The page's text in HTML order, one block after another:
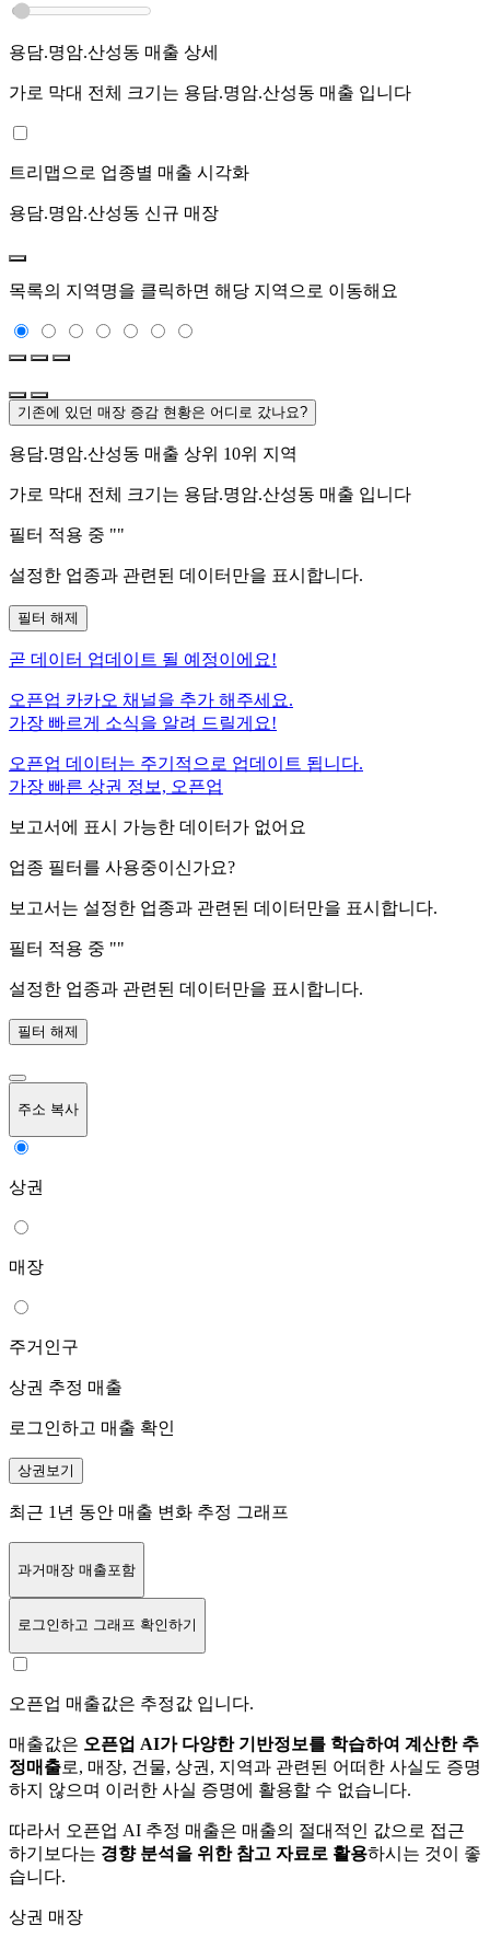
용담.명암.산성동 매출 상세
가로 막대 전체 크기는 용담.명암.산성동 매출 입니다
트리맵으로 업종별 매출 시각화
용담.명암.산성동 신규 매장
목록의 지역명을 클릭하면 해당 지역으로 이동해요
기존에 있던 매장 증감 현황은 어디로 갔나요?
용담.명암.산성동 매출 상위 10위 지역
가로 막대 전체 크기는 용담.명암.산성동 매출 입니다
필터 적용 중 ""
설정한 업종과 관련된 데이터만을 표시합니다.
필터 해제
곧 데이터 업데이트 될 예정이에요!
오픈업 카카오 채널을 추가 해주세요.
가장 빠르게 소식을 알려 드릴게요!
오픈업 데이터는 주기적으로 업데이트 됩니다.
가장 빠른 상권 정보, 오픈업
보고서에 표시 가능한 데이터가 없어요
업종 필터를 사용중이신가요?
보고서는 설정한 업종과 관련된 데이터만을 표시합니다.
필터 적용 중 ""
설정한 업종과 관련된 데이터만을 표시합니다.
필터 해제
주소 복사
상권
매장
주거인구
상권 추정 매출
로그인하고 매출 확인
상권보기
최근 1년 동안 매출 변화 추정 그래프
과거매장 매출포함
로그인하고 그래프 확인하기
오픈업 매출값은 추정값 입니다.
매출값은 오픈업 AI가 다양한 기반정보를 학습하여 계산한 추
정매출로, 매장, 건물, 상권, 지역과 관련된 어떠한 사실도 증명
하지 않으며 이러한 사실 증명에 활용할 수 없습니다.
따라서 오픈업 AI 추정 매출은 매출의 절대적인 값으로 접근
하기보다는 경향 분석을 위한 참고 자료로 활용하시는 것이 좋
습니다.
상권 매장